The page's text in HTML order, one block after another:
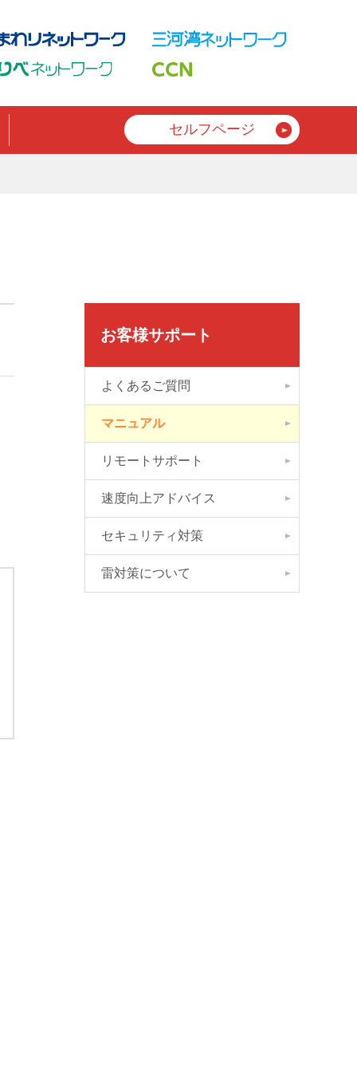
セルフページ
お客様サポート
よくあるご質問
マニュアル
リモートサポート
速度向上アドバイス
セキュリティ対策
雷対策について